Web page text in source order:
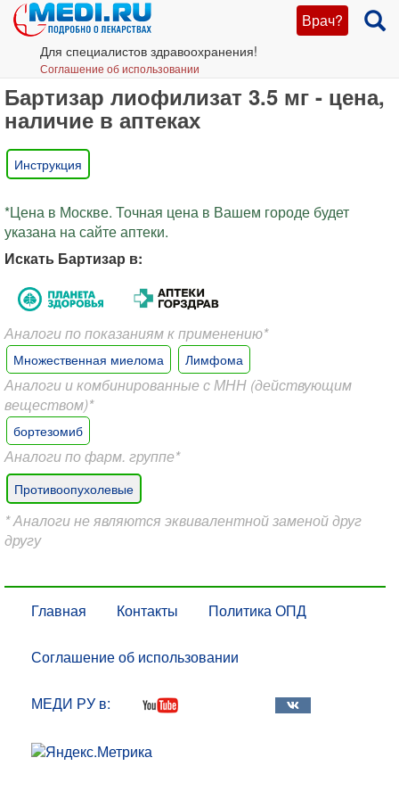
Врач?
Для специалистов здравоохранения!
Соглашение об использовании
Бартизар лиофилизат 3.5 мг - цена,
наличие в аптеках
Инструкция
*Цена в Москве. Точная цена в Вашем городе будет
указана на сайте аптеки.
Искать Бартизар в:
Аналоги по показаниям к применению*
Множественная миелома Лимфома
Аналоги и комбинированные с МНН (действующим
веществом)*
бортезомиб
Аналоги по фарм. группе*
Противоопухолевые
* Аналоги не являются эквивалентной заменой друг
другу
Главная Контакты Политика ОПД
Соглашение об использовании
МЕДИ РУ в: